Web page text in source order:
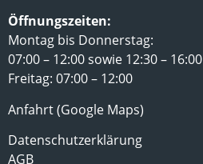
Öffnungszeiten:
Montag bis Donnerstag:
07:00 – 12:00 sowie 12:30 – 16:00
Freitag: 07:00 – 12:00
Anfahrt (Google Maps)
Datenschutzerklärung
AGB